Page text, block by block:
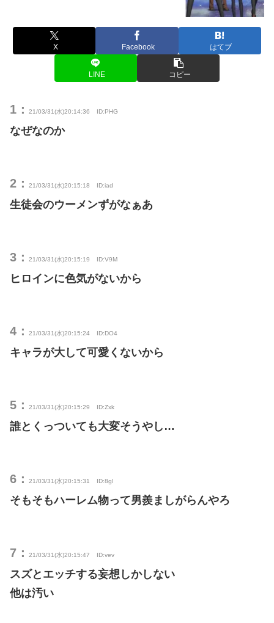
X Facebook はてブ
LINE コピー
1： 21/03/31(水)20:14:36 ID:PHG
なぜなのか
2： 21/03/31(水)20:15:18 ID:iad
生徒会のウーメンずがなぁあ
3： 21/03/31(水)20:15:19 ID:V9M
ヒロインに色気がないから
4： 21/03/31(水)20:15:24 ID:DO4
キャラが大して可愛くないから
5： 21/03/31(水)20:15:29 ID:Zxk
誰とくっついても大変そうやし…
6： 21/03/31(水)20:15:31 ID:8gI
そもそもハーレム物って男羨ましがらんやろ
7： 21/03/31(水)20:15:47 ID:vev
スズとエッチする妄想しかしない
他は汚い